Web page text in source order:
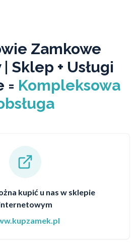
Zamkowe
Sklep + Usługi
= Kompleksowa
kupić u nas w sklepie